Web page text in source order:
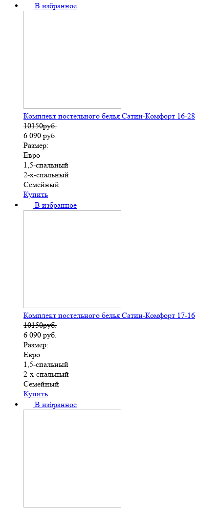
В избранное
Комплект постельного белья Сатин-Комфорт 16-28
10150руб.
6 090 руб.
Размер:
Евро
1,5-спальный
2-х-спальный
Семейный
Купить
В избранное
Комплект постельного белья Сатин-Комфорт 17-16
10150руб.
6 090 руб.
Размер:
Евро
1,5-спальный
2-х-спальный
Семейный
Купить
В избранное